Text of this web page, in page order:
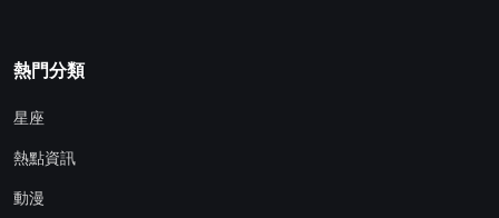
熱門分類
星座
熱點資訊
動漫